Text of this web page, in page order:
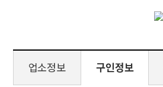
업소정보 구인정보